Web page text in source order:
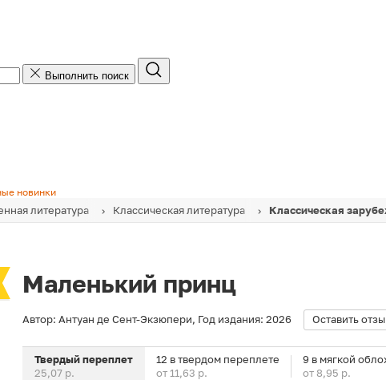
Выполнить поиск
новинки
литература Классическая литература Классическая
Маленький принц
Автор: Антуан де Сент-Экзюпери, Год издания: 2026 Оставить
Твердый переплет
25,07 р.
12 в твердом переплете
от 11,63 р.
9 в мягкой
от 8,95 р.